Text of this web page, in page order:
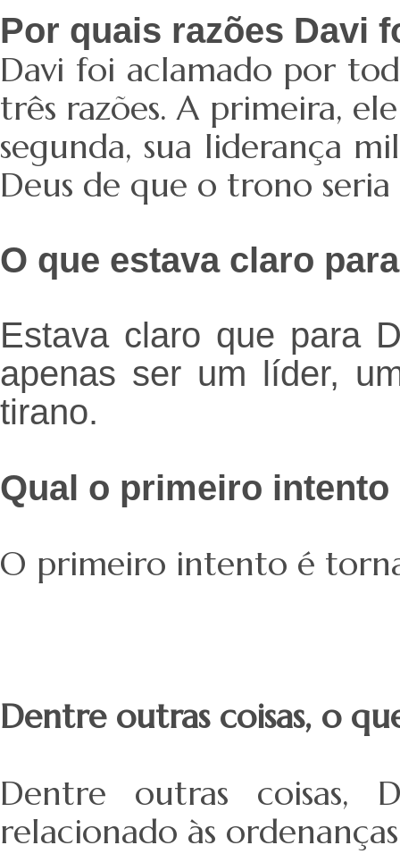
Por quais razões Davi
Davi foi aclamado por
três razões. A primeira,
segunda, sua liderança
Deus de que o trono seria
O que estava claro
Estava claro que para
apenas ser um líder,
tirano.
Qual o primeiro
O primeiro intento é
Dentre outras coisas, o
Dentre outras coisas,
relacionado às